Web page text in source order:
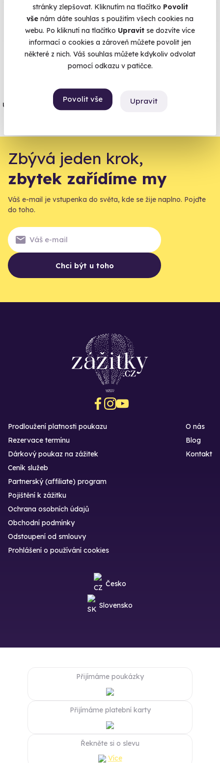
stránky zlepšovat. Kliknutím na tlačítko Povolit
vše nám dáte souhlas s použitím všech cookies na
webu. Po kliknutí na tlačítko Upravit se dozvíte více
informací o cookies a zároveň můžete povolit jen
některé z nich. Váš souhlas můžete kdykoliv odvolat
pomocí odkazu v patičce.
Povolit vše Upravit
Co si o nás myslí
Zobraz ohlasy
Vše umíme pojistit
Jeden nikdy neví. Máme nejvyšší
úrazové pojištění z nabídky zážitkových
Zbývá jeden krok,
zbytek zařídíme my
Váš e-mail je vstupenka do světa, kde se žije naplno. Pojďte
do toho.
Chci být u toho
Prodloužení platnosti poukazu
Rezervace termínu
Dárkový poukaz na zážitek
O nás
Blog
Kontakt
Ceník služeb
Partnerský (affiliate) program
Pojištění k zážitku
Ochrana osobních údajů
Obchodní podmínky
Odstoupení od smlouvy
Prohlášení o používání cookies
Česko
Slovensko
Přijímáme poukázky
Přijímáme platební karty
Řekněte si o slevu
Více